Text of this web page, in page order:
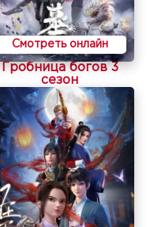
Смотреть онлайн
Гробница богов 3
сезон